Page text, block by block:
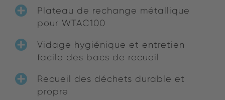
Plateau de rechange métallique
pour WTAC100
Vidage hygiénique et entretien
facile des bacs de recueil
Recueil des déchets durable et
propre